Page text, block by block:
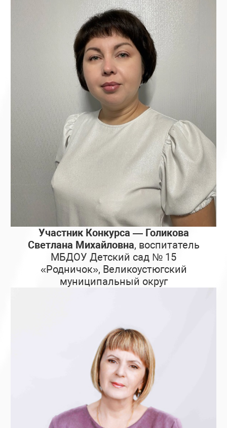
Участник Конкурса — Голикова
Светлана Михайловна, воспитатель
МБДОУ Детский сад № 15
«Родничок», Великоустюгский
муниципальный округ